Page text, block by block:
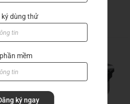
phẩm khác
ký dùng thử
mềm
ký ngay